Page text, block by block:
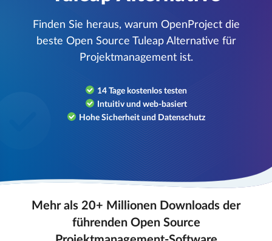
Finden Sie heraus, warum OpenProject die
beste Open Source Tuleap Alternative für
Projektmanagement ist.
14 Tage kostenlos testen
Intuitiv und web-basiert
Hohe Sicherheit und Datenschutz
Mehr als 20+ Millionen Downloads der
führenden Open Source